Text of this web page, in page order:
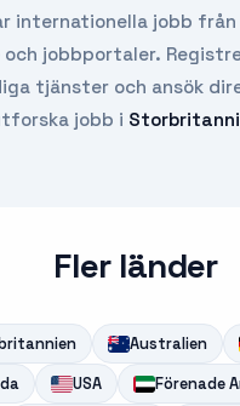
internationella jobb
jobbportaler.
tjänster och ansök
jobb i
Fler länder
Australien
USA
Förenade